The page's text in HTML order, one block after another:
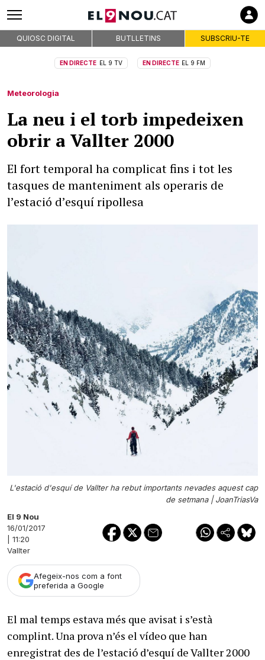
QUIOSC DIGITAL BUTLLETINS SUBSCRIU-TE
EN DIRECTE EL 9 TV EN DIRECTE EL 9 FM
Meteorologia
La neu i el torb impedeixen
obrir a Vallter 2000
El fort temporal ha complicat fins i tot les
tasques de manteniment als operaris de
l’estació d’esquí ripollesa
L'estació d'esquí de Vallter ha rebut importants nevades aquest cap
de setmana |JoanTriasVa
El 9 Nou
16/01/2017
| 11:20
Vallter
Afegeix-nos com a font
preferida a Google
El mal temps estava més que avisat i s’està
complint. Una prova n’és el vídeo que han
enregistrat des de l’estació d’esquí de Vallter 2000